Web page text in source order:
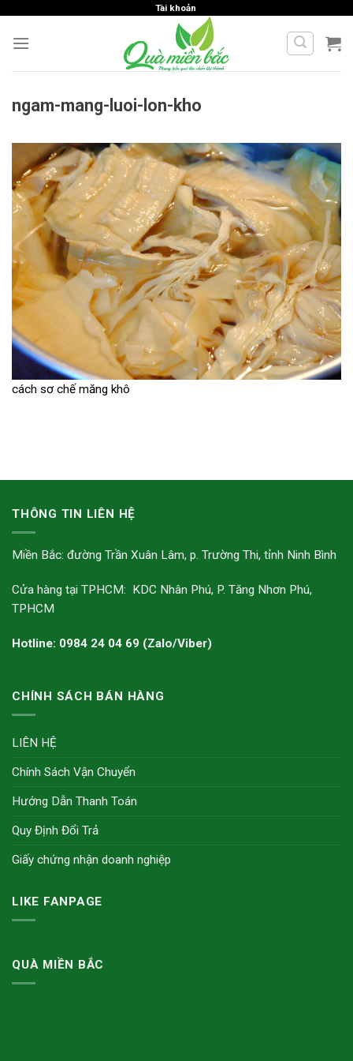
content
Tài khoản
ngam-mang-luoi-lon-kho
cách sơ chế măng khô
THÔNG TIN LIÊN HỆ
Miền Bắc: đường Trần Xuân Lâm, p. Trường Thi, tỉnh Ninh Bình
Cửa hàng tại TPHCM: KDC Nhân Phú, P. Tăng Nhơn Phú,
TPHCM
Hotline: 0984 24 04 69 (Zalo/Viber)
CHÍNH SÁCH BÁN HÀNG
LIÊN HỆ
Chính Sách Vận Chuyển
Hướng Dẫn Thanh Toán
Quy Định Đổi Trả
Giấy chứng nhận doanh nghiệp
LIKE FANPAGE
QUÀ MIỀN BẮC